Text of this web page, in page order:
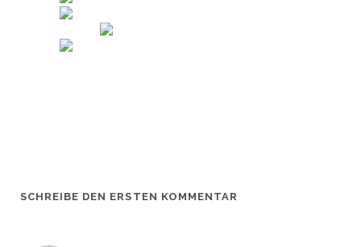
SCHREIBE DEN ERSTEN KOMMENTAR